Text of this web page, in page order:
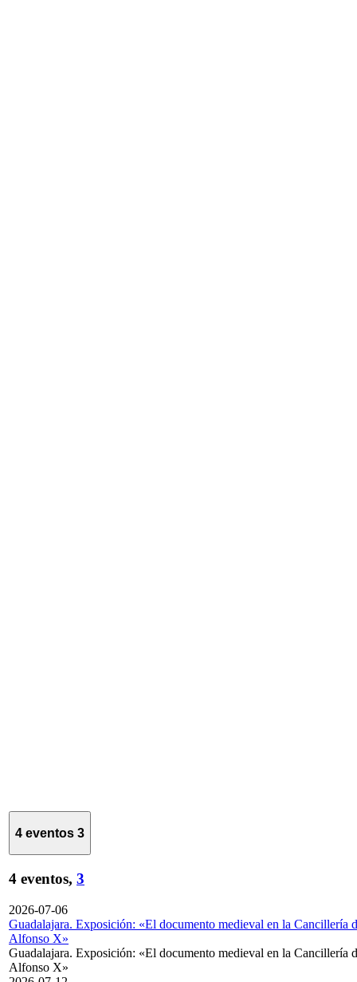
4 eventos 3
4 eventos, 3
2026-07-06
Guadalajara. Exposición: «El documento medieval en la Cancillería
Alfonso X»
Guadalajara. Exposición: «El documento medieval en la Cancillería
Alfonso X»